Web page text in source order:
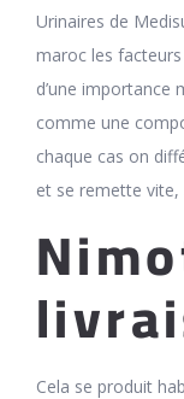
Urinaires de
maroc les
d’une importance
comme une
chaque cas on
et se remette vite,
Cela se produit